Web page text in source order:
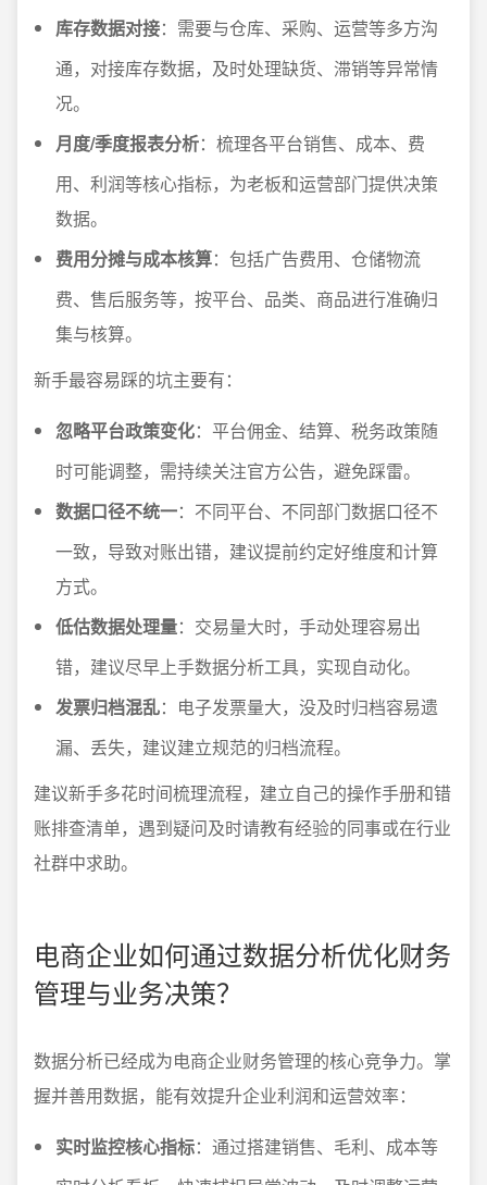
库存数据对接：需要与仓库、采购、运营等多方沟
通，对接库存数据，及时处理缺货、滞销等异常情
况。
月度/季度报表分析：梳理各平台销售、成本、费
用、利润等核心指标，为老板和运营部门提供决策
数据。
费用分摊与成本核算：包括广告费用、仓储物流
费、售后服务等，按平台、品类、商品进行准确归
集与核算。
新手最容易踩的坑主要有：
忽略平台政策变化：平台佣金、结算、税务政策随
时可能调整，需持续关注官方公告，避免踩雷。
数据口径不统一：不同平台、不同部门数据口径不
一致，导致对账出错，建议提前约定好维度和计算
方式。
低估数据处理量：交易量大时，手动处理容易出
错，建议尽早上手数据分析工具，实现自动化。
发票归档混乱：电子发票量大，没及时归档容易遗
漏、丢失，建议建立规范的归档流程。
建议新手多花时间梳理流程，建立自己的操作手册和错
账排查清单，遇到疑问及时请教有经验的同事或在行业
社群中求助。
电商企业如何通过数据分析优化财务
管理与业务决策？
数据分析已经成为电商企业财务管理的核心竞争力。掌
握并善用数据，能有效提升企业利润和运营效率：
实时监控核心指标：通过搭建销售、毛利、成本等